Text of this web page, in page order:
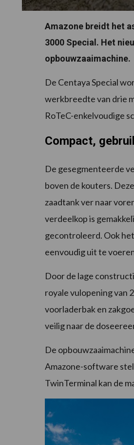
Amazone breidt het
3000 Special. Het
opbouwzaaimachine.
De Centaya Special
werkbreedte van drie
RoTeC-enkelvoudige
Compact,
De gesegmenteerde
boven de kouters.
zaadtank ver naar
verdeelkop is
gecontroleerd. Ook
eenvoudig uit te
Door de lage
royale vulopening van
voorladerbak en
veilig naar de
De
Amazone-software
TwinTerminal kan de